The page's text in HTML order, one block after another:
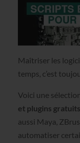
Maîtriser les
temps, c’est
Voici une
et plugins gratuits
aussi Maya,
automatiser